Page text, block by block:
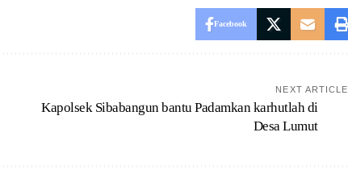
Facebook
NEXT ARTICLE
Kapolsek Sibabangun bantu Padamkan karhutlah di
Desa Lumut